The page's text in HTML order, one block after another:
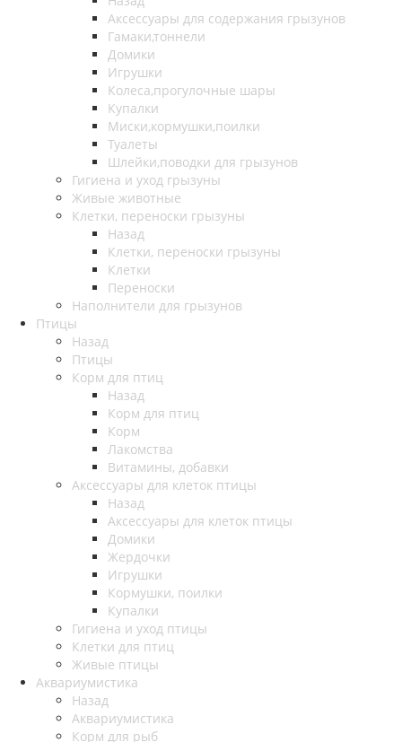
Аксессуары для содержания грызунов
Гамаки,тоннели
Домики
Игрушки
Колеса,прогулочные шары
Купалки
Миски,кормушки,поилки
Туалеты
Шлейки,поводки для грызунов
Гигиена и уход грызуны
Живые животные
Клетки, переноски грызуны
Назад
Клетки, переноски грызуны
Клетки
Переноски
Наполнители для грызунов
Птицы
Назад
Птицы
Корм для птиц
Назад
Корм для птиц
Корм
Лакомства
Витамины, добавки
Аксессуары для клеток птицы
Назад
Аксессуары для клеток птицы
Домики
Жердочки
Игрушки
Кормушки, поилки
Купалки
Гигиена и уход птицы
Клетки для птиц
Живые птицы
Аквариумистика
Назад
Аквариумистика
Корм для рыб